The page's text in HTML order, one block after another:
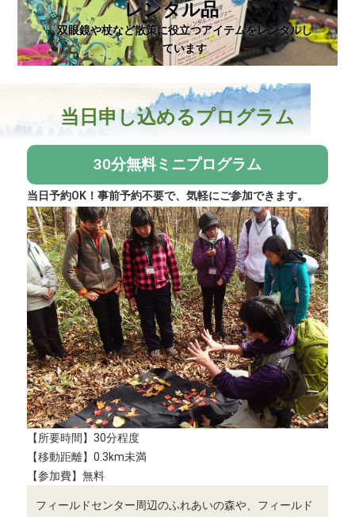
レンタル品
双眼鏡や杖など散策に役立つアイテムをレンタルし
ています
当日申し込めるプログラム
30分無料ミニプログラム
当日予約OK！事前予約不要で、気軽にご参加できます。
【所要時間】30分程度
【移動距離】0.3km未満
【参加費】無料
フィールドセンター周辺のふれあいの森や、フィールド